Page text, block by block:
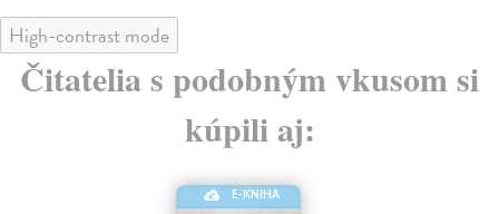
High-contrast mode
Čitatelia s podobným vkusom si
kúpili aj:
E-KNIHA